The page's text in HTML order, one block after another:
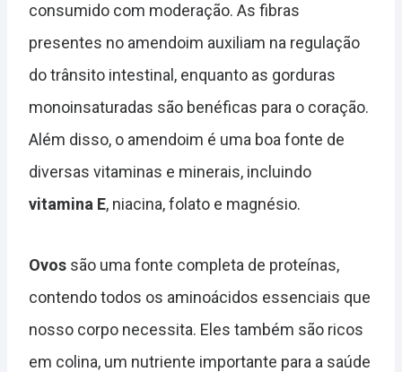
consumido com moderação. As fibras
presentes no amendoim auxiliam na regulação
do trânsito intestinal, enquanto as gorduras
monoinsaturadas são benéficas para o coração.
Além disso, o amendoim é uma boa fonte de
diversas vitaminas e minerais, incluindo
vitamina E, niacina, folato e magnésio.
Ovos são uma fonte completa de proteínas,
contendo todos os aminoácidos essenciais que
nosso corpo necessita. Eles também são ricos
em colina, um nutriente importante para a saúde